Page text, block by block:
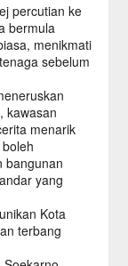
percutian ke
bermula
menikmati
sebelum
, kawasan
menarik
bangunan
yang
Kota
terbang